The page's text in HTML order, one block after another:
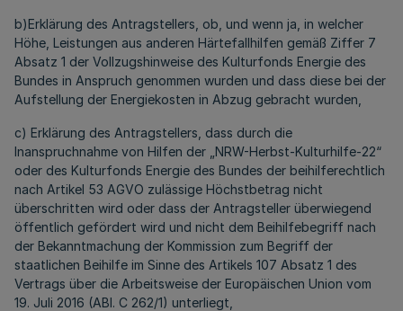
b)Erklärung des Antragstellers, ob, und wenn ja, in welcher
Höhe, Leistungen aus anderen Härtefallhilfen gemäß Ziffer 7
Absatz 1 der Vollzugshinweise des Kulturfonds Energie des
Bundes in Anspruch genommen wurden und dass diese bei der
Aufstellung der Energiekosten in Abzug gebracht wurden,
c) Erklärung des Antragstellers, dass durch die
Inanspruchnahme von Hilfen der „NRW-Herbst-Kulturhilfe-22“
oder des Kulturfonds Energie des Bundes der beihilferechtlich
nach Artikel 53 AGVO zulässige Höchstbetrag nicht
überschritten wird oder dass der Antragsteller überwiegend
öffentlich gefördert wird und nicht dem Beihilfebegriff nach
der Bekanntmachung der Kommission zum Begriff der
staatlichen Beihilfe im Sinne des Artikels 107 Absatz 1 des
Vertrags über die Arbeitsweise der Europäischen Union vom
19. Juli 2016 (ABl. C 262/1) unterliegt,